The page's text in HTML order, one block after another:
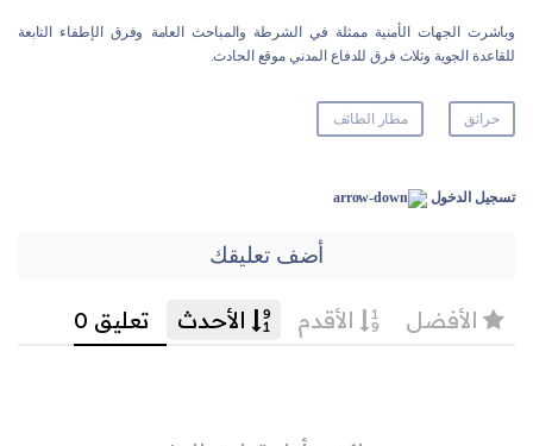
وباشرت الجهات الأمنية ممثلة في الشرطة والمباحث العامة وفرق الإطفاء التابعة
للقاعدة الجوية وثلاث فرق للدفاع المدني موقع الحادث.
حرائق مطار الطائف
تسجيل الدخول
أضف تعليقك